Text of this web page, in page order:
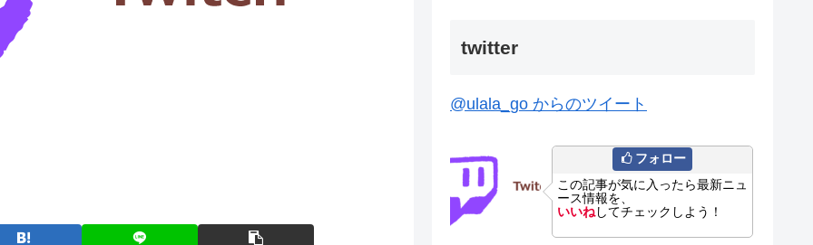
twitter
@ulala_go からのツイート
フォロー
この記事が気に入ったら最新ニュ
ース情報を、
いいねしてチェックしよう！